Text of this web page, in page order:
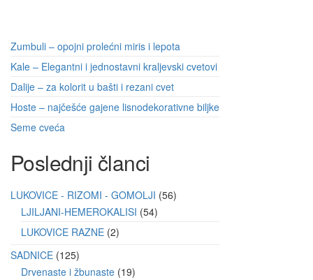
Zumbuli – opojni prolećni miris i lepota
Kale – Elegantni i jednostavni kraljevski cvetovi
Dalije – za kolorit u bašti i rezani cvet
Hoste – najčešće gajene lisnodekorativne biljke
Seme cveća
Poslednji članci
LUKOVICE - RIZOMI - GOMOLJI 56
LJILJANI-HEMEROKALISI 54
LUKOVICE RAZNE 2
SADNICE 125
Drvenaste i žbunaste 19